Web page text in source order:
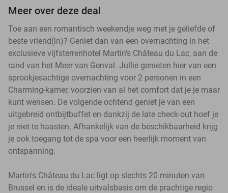
Meer over deze deal
Toe aan een romantisch weekendje weg met je geliefde of
beste vriend(in)? Geniet dan van een overnachting in het
exclusieve vijfsterrenhotel Martin's Château du Lac, aan de
rand van het Meer van Genval. Jullie genieten hier van een
sprookjesachtige overnachting voor 2 personen in een
Charming-kamer, voorzien van al het comfort dat je je maar
kunt wensen. De volgende ochtend geniet je van een
uitgebreid ontbijtbuffet en dankzij de late check-out hoef je
je niet te haasten. Afhankelijk van de beschikbaarheid krijg
je ook toegang tot de spa voor een heerlijk moment van
ontspanning.
Martin's Château du Lac ligt op slechts 20 minuten van
Brussel en is de ideale uitvalsbasis om de prachtige regio